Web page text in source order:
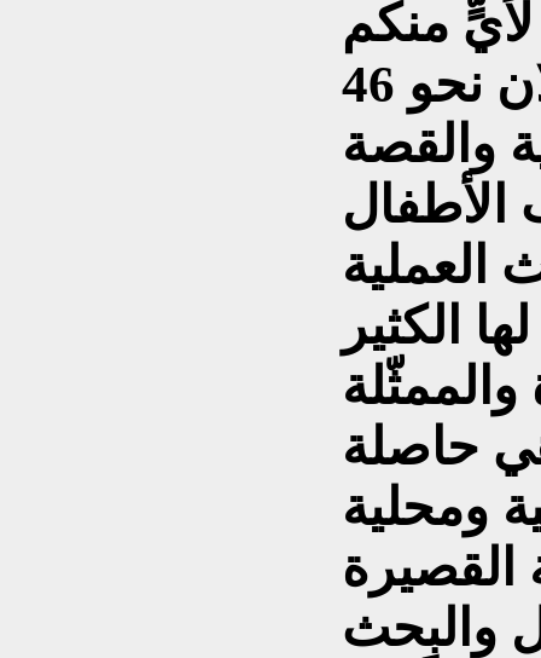
ويُذكر إنّ لسناء الشعلان نحو 46
والقصة
الأطفال
العملية
الكثير
حاصلة
ومحلية
القصيرة
والبحث